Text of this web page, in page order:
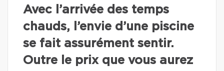
Avec l’arrivée des temps
chauds, l’envie d’une piscine
se fait assurément sentir.
Outre le prix que vous aurez